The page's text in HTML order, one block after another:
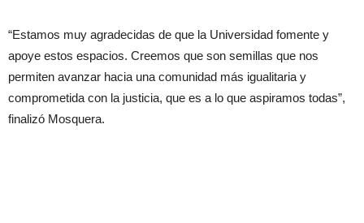
“Estamos muy agradecidas de que la Universidad fomente y
apoye estos espacios. Creemos que son semillas que nos
permiten avanzar hacia una comunidad más igualitaria y
comprometida con la justicia, que es a lo que aspiramos todas”,
finalizó Mosquera.